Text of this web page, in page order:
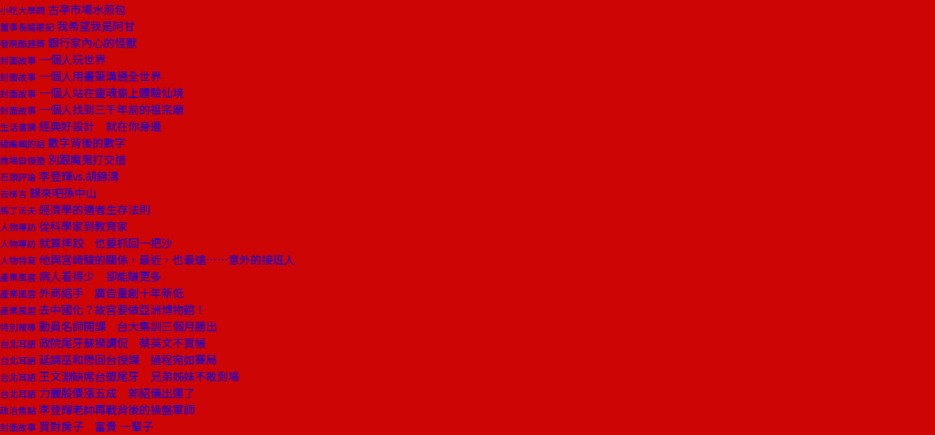
小吃大學問 古亭市場水煎包
董事長嬉遊記 我希望我是阿甘
發現酷建築 銀行家內心的怪獸
封面故事 一個人玩世界
封面故事 一個人用畫筆溝通全世界
封面故事 一個人站在靈魂島上體驗仙境
封面故事 一個人找到三千年前的祖宗廟
生活書摘 經典好設計 就在你身邊
總編輯的話 數字背後的數字
商場自慢塾 別跟魔鬼打交道
石頭評論 李登輝vs.胡錦濤
去梯言 歸來吧孫中山
馬丁沃夫 經濟學的適者生存法則
人物專訪 從科學家到教育家
人物專訪 就算摔跤 也要抓回一把沙
人物特寫 他與宮崎駿的關係，最近，也最遠……意外的接班人
產業風雲 病人看得少 卻能賺更多
產業風雲 外商縮手 廣告量創十年新低
產業風雲 去中國化？故宮要做亞洲博物館！
特別報導 動員名師開課 台大集訓三個月勝出
台北耳語 政院尾牙蘇揆調侃 蔡英文不買帳
台北耳語 延請巫和懋回台授課 過程宛如賽局
台北耳語 王文淵缺席台塑尾牙 兄弟姊妹不敢到場
台北耳語 力麗股價漲五成 郭紹儀出運了
政治焦點 李登輝老帥再戰背後的操盤軍師
封面故事 買對房子 富貴 一輩子